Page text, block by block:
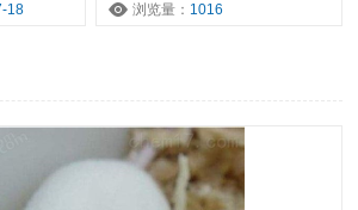
18 浏览量： 1016